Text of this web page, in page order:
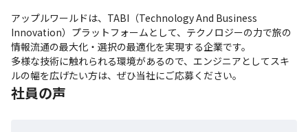
アップルワールドは、TABI（Technology And Business
Innovation）プラットフォームとして、テクノロジーの力で旅の
情報流通の最大化・選択の最適化を実現する企業です。
多様な技術に触れられる環境があるので、エンジニアとしてスキ
ルの幅を広げたい方は、ぜひ当社にご応募ください。
社員の声